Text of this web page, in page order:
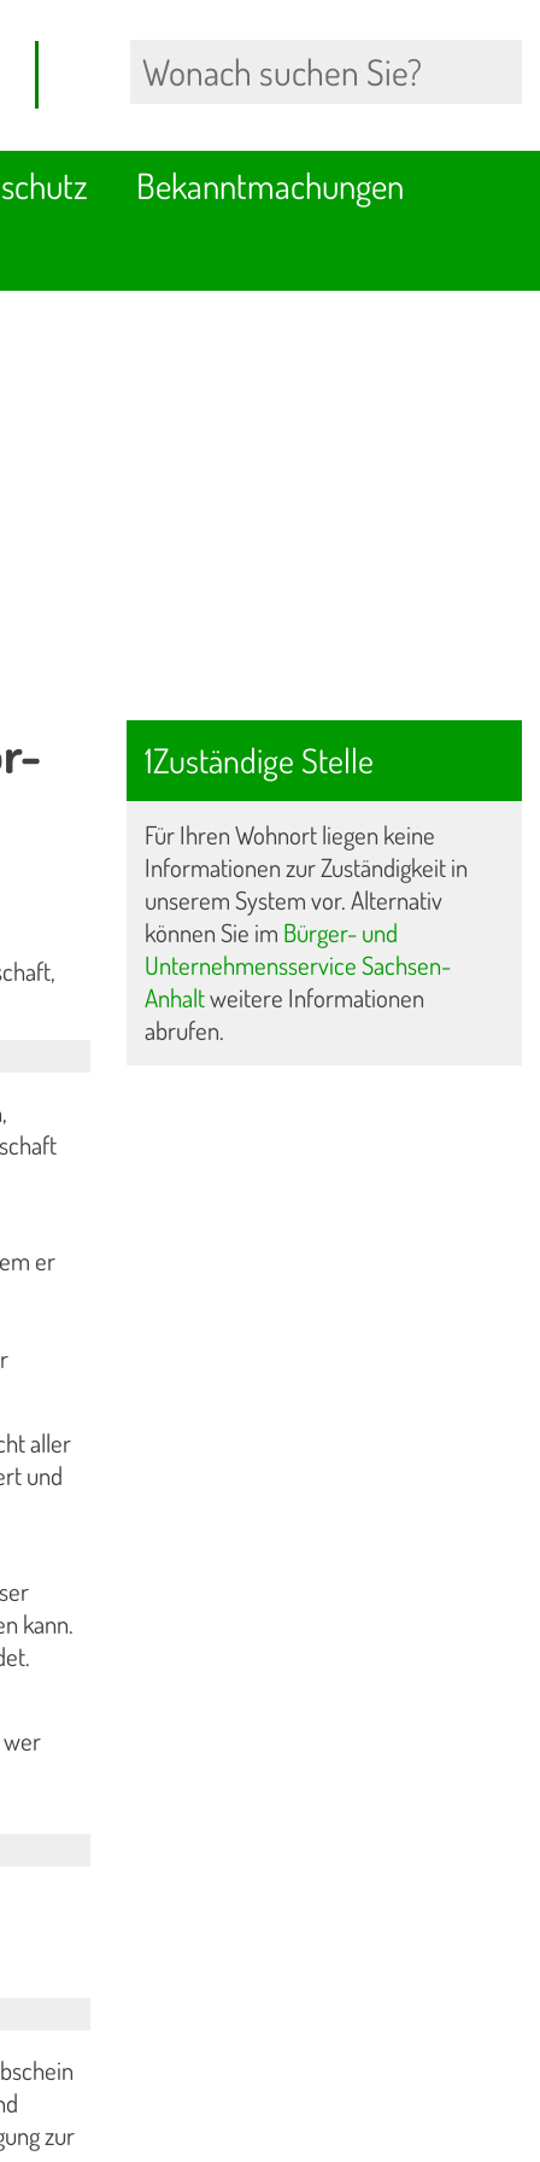
Bekanntmachungen
er
aller
und
kann.
wer
zur
1Zuständige Stelle
Für Ihren Wohnort liegen keine
Informationen zur Zuständigkeit in
unserem System vor. Alternativ
können Sie im Bürger- und
Unternehmensservice Sachsen-
Anhaltweitere Informationen
abrufen.